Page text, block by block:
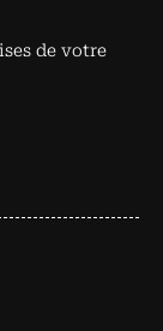
de votre